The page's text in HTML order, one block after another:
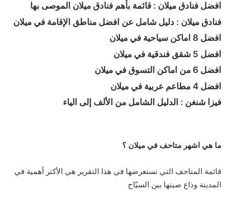
افضل فنادق ميلان : قائمة بأهم فنادق ميلان الموصى بها
فنادق ميلان : دليل شامل عن افضل مناطق الإقامة في ميلان
افضل 8 اماكن سياحية في ميلان
افضل 5 شقق فندقية في ميلان
افضل 6 من اماكن التسوق في ميلان
افضل 4 مطاعم عربية في ميلان
فيزا شنغن : الدليل الشامل من الألف إلى الياء
ما هي اشهر متاحف في ميلان ؟
قائمة المتاحف التي نستعرضها في هذا التقرير هي الأكثر أهمية في
المدينة وذاع صيتها بين السيّاح